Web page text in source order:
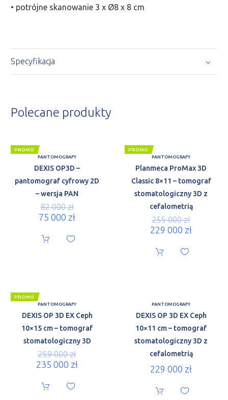
• potrójne skanowanie 3 x Ø8 x 8 cm
Specyfikacja
Polecane produkty
PROMO
PANTOMOGRAFY
DEXIS OP3D –
pantomograf cyfrowy 2D
– wersja PAN
82 000zł
75 000 zł
PROMO
PANTOMOGRAFY
Planmeca ProMax 3D
Classic 8×11 – tomograf
stomatologiczny 3D z
cefalometrią
255 000zł
229 000 zł
PROMO
PANTOMOGRAFY
DEXIS OP 3D EX Ceph
10×15 cm – tomograf
stomatologiczny 3D
259 000zł
235 000 zł
PANTOMOGRAFY
DEXIS OP 3D EX Ceph
10×11 cm – tomograf
stomatologiczny 3D z
cefalometrią
229 000 zł